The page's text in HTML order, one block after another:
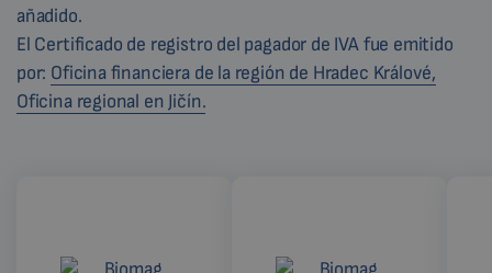
añadido.
El Certificado de registro del pagador de IVA fue emitido
por: Oficina financiera de la región de Hradec Králové,
Oficina regional en Jičín.